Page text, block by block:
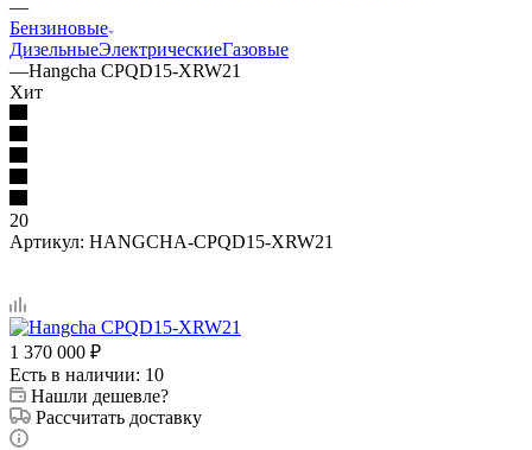
—
Бензиновые
ДизельныеЭлектрическиеГазовые
—Hangcha CPQD15-XRW21
Хит
20
Артикул: HANGCHA-CPQD15-XRW21
1 370 000 ₽
Есть в наличии: 10
Нашли дешевле?
Рассчитать доставку